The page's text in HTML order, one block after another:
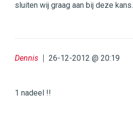
sluiten wij graag aan bij deze kans.
Dennis 26-12-2012 @ 20:19
1 nadeel !!